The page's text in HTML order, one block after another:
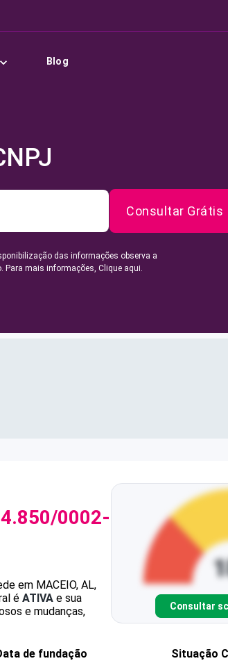
Blog
Consultar Grátis
das informações observa a
Para mais informações, Clique aqui.
0002-
em MACEIO, AL,
é ATIVA e sua
e mudanças,
Consultar
de fundação
Situação